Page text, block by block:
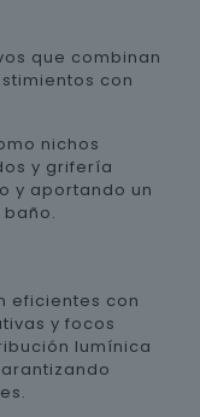
que combinan
con
nichos
y grifería
y aportando un
eficientes con
y focos
lumínica